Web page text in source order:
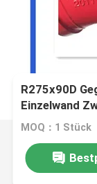
R275x90D
Einzelwand
Biegung
MOQ：1 Stück